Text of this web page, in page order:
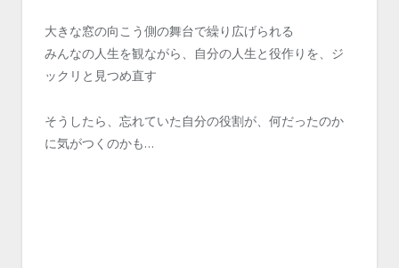
大きな窓の向こう側の舞台で繰り広げられる
みんなの人生を観ながら、自分の人生と役作りを、ジ
ックリと見つめ直す
そうしたら、忘れていた自分の役割が、何だったのか
に気がつくのかも…